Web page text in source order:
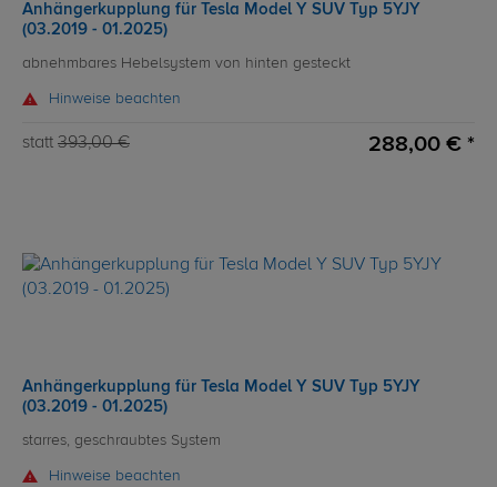
Anhängerkupplung für Tesla Model Y SUV Typ 5YJY
(03.2019 - 01.2025)
abnehmbares Hebelsystem von hinten gesteckt
Hinweise beachten
statt 393,00 € 288,00 € *
Anhängerkupplung für Tesla Model Y SUV Typ 5YJY
(03.2019 - 01.2025)
starres, geschraubtes System
Hinweise beachten